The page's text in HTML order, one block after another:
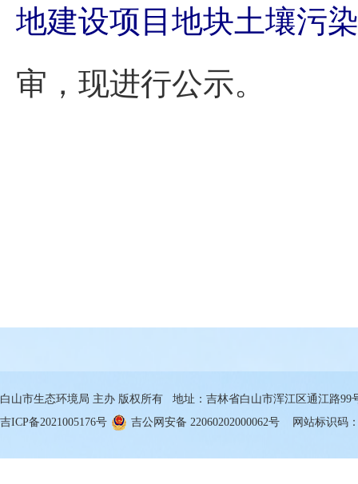
地建设项目地块土壤污
审，现进行公示。
白山市生态环境局 主办 版权所有 地址：吉林省白山市浑江区通江路99
吉ICP备2021005176号
吉公网安备 22060202000062号 网站标识码